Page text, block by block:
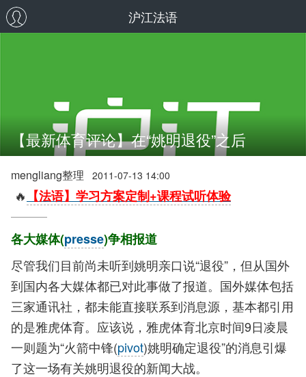
沪江法语
【最新体育评论】在“姚明退役”之后
mengliang整理 2011-07-13 14:00
🔥 【法语】学习方案定制+课程试听体验
各大媒体(presse)争相报道
尽管我们目前尚未听到姚明亲口说“退役”，但从国外
到国内各大媒体都已对此事做了报道。国外媒体包括
三家通讯社，都未能直接联系到消息源，基本都引用
的是雅虎体育。应该说，雅虎体育北京时间9日凌晨
一则题为“火箭中锋(pivot)姚明确定退役”的消息引爆
了这一场有关姚明退役的新闻大战。